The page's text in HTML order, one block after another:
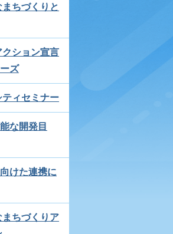
ちづくりと
ション宣言
ズ
ィセミナー
な開発目
けた連携に
ちづくりア